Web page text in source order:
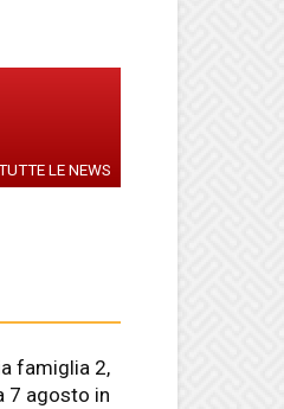
LE NEWS
famiglia 2,
7 agosto in